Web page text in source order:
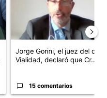
Jorge Gorini, el juez del caso
Vialidad, declaró que Cr...
15 comentarios